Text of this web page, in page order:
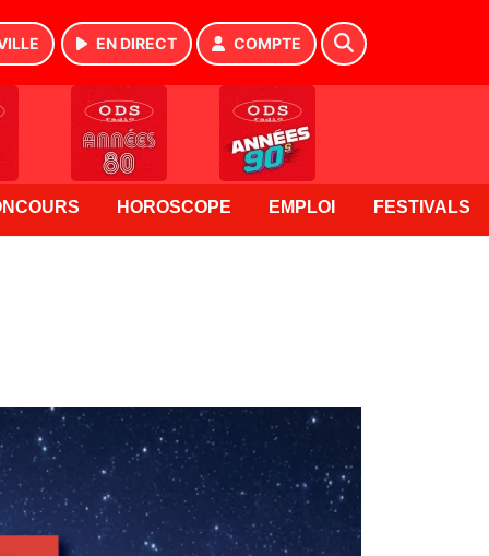
EN DIRECT COMPTE
HOROSCOPE EMPLOI FESTIVALS